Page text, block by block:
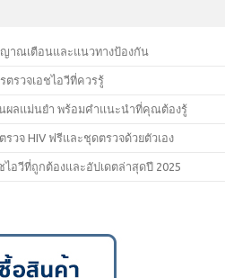
าณเตือนและแนวทางป้องกัน
ตรวจเอชไอวีที่ควรรู้
นผลแม่นยำ พร้อมคำแนะนำที่คุณต้องรู้
รวจ HIV ฟรีและชุดตรวจด้วยตัวเอง
อวีที่ถูกต้องและอัปเดตล่าสุดปี 2025